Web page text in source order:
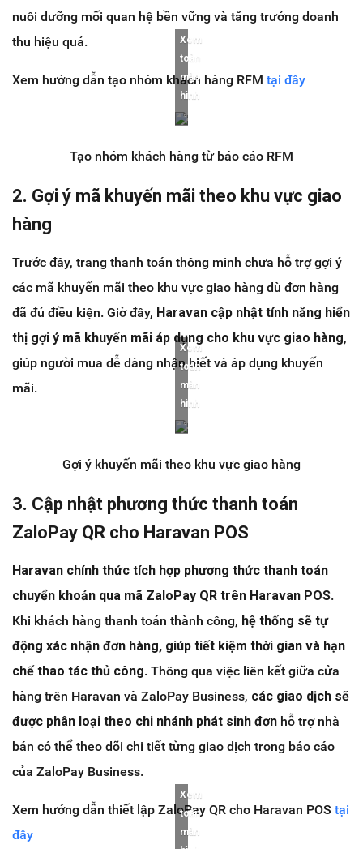
nuôi dưỡng mối quan hệ bền vững và tăng trưởng doanh
thu hiệu quả.
Xem hướng dẫn tạo nhóm khách hàng RFM tại đây
Xem
toàn
màn
hình
Tạo nhóm khách hàng từ báo cáo RFM
2. Gợi ý mã khuyến mãi theo khu vực giao
hàng
Trước đây, trang thanh toán thông minh chưa hỗ trợ gợi ý
các mã khuyến mãi theo khu vực giao hàng dù đơn hàng
đã đủ điều kiện. Giờ đây, Haravan cập nhật tính năng hiển
thị gợi ý mã khuyến mãi áp dụng cho khu vực giao hàng,
giúp người mua dễ dàng nhận biết và áp dụng khuyến
mãi.
Xem
toàn
màn
hình
Gợi ý khuyến mãi theo khu vực giao hàng
3. Cập nhật phương thức thanh toán
ZaloPay QR cho Haravan POS
Haravan chính thức tích hợp phương thức thanh toán
chuyển khoản qua mã ZaloPay QR trên Haravan POS.
Khi khách hàng thanh toán thành công, hệ thống sẽ tự
động xác nhận đơn hàng, giúp tiết kiệm thời gian và hạn
chế thao tác thủ công. Thông qua việc liên kết giữa cửa
hàng trên Haravan và ZaloPay Business, các giao dịch sẽ
được phân loại theo chi nhánh phát sinh đơn hỗ trợ nhà
bán có thể theo dõi chi tiết từng giao dịch trong báo cáo
của ZaloPay Business.
Xem hướng dẫn thiết lập ZaloPay QR cho Haravan POS tại
đây
Xem
toàn
màn